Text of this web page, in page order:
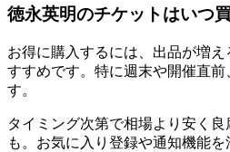
徳永英明のチケットはいつ
お得に購入するには、出品が増
すすめです。特に週末や開催直
す。
タイミング次第で相場より安く
も。お気に入り登録や通知機能